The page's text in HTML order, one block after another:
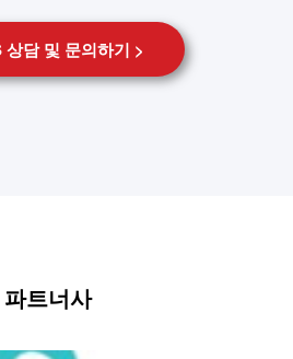
상담 및 문의하기 >
파트너사